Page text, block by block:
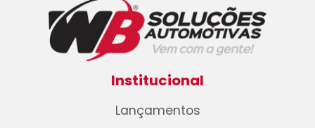
Institucional
Lançamentos